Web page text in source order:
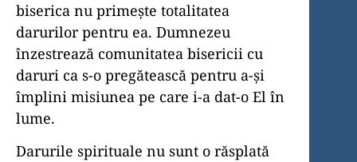
biserica nu primeşte totalitatea
darurilor pentru ea. Dumnezeu
înzestrează comunitatea bisericii cu
daruri ca s-o pregătească pentru a-şi
împlini misiunea pe care i-a dat-o El în
lume.
Darurile spirituale nu sunt o răsplată